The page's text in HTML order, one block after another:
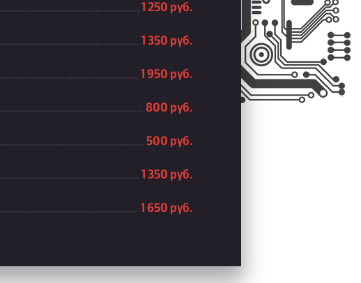
1 250 руб.
1 350 руб.
1 950 руб.
800 руб.
500 руб.
1 350 руб.
1 650 руб.